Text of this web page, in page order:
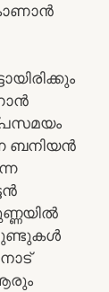
ബനിയൻ